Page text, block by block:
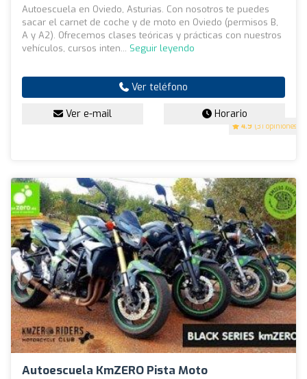
4.9 (31 opiniones)
Autoescuela en Oviedo, Asturias. Con nosotros te puedes
sacar el carnet de coche y de moto en Oviedo (permisos B,
A y A2). Ofrecemos clases teóricas y prácticas con nuestros
vehículos, cursos inten... Seguir leyendo
Ver teléfono
Ver e-mail Horario
Autoescuela KmZERO Pista Moto